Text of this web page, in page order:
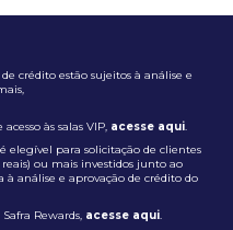
crédito estão sujeitos à análise e
às salas VIP, acesse aqui.
elegível para solicitação de clientes
ou mais investidos junto ao
à análise e aprovação de crédito do
Rewards, acesse aqui.